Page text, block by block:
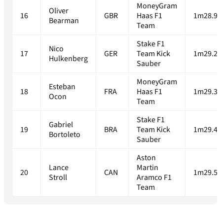
16
Oliver
Bearman
GBR
MoneyGram
Haas F1
Team
17
Nico
Hulkenberg
GER
Stake F1
Team Kick
Sauber
18
Esteban
Ocon
FRA
MoneyGram
Haas F1
Team
19
Gabriel
Bortoleto
BRA
Stake F1
Team Kick
Sauber
20
Lance
Stroll
CAN
Aston
Martin
Aramco F1
Team